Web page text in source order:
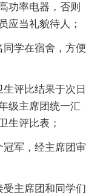
功率电器，否则
应当礼貌待人；
学在宿舍，方便
评比结果于次日
级主席团统一汇
生评比表；
军，经主席团审
主席团和同学们